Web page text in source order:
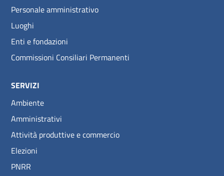
Personale amministrativo
Luoghi
Enti e fondazioni
Commissioni Consiliari Permanenti
SERVIZI
Ambiente
Amministrativi
Attività produttive e commercio
Elezioni
PNRR